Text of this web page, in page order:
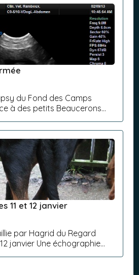
du Fond des Camps
à des petits Beaucerons
par échographie.Si vous
un petit...
11 et 12 janvier
par Hagrid du Regard
échographie